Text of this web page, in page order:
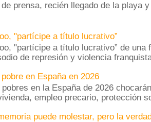
de prensa, recién llegado de la playa
"partícipe a título lucrativo”
"partícipe a título lucrativo” de una
de represión y violencia
en España en 2026
pobres en la España de 2026
empleo precario, protección
puede molestar, pero la